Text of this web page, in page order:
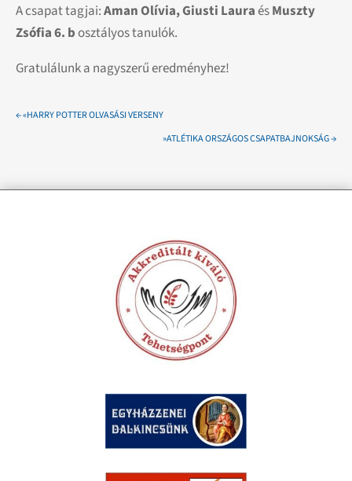
A csapat tagjai:Aman Olívia, Giusti LauraésMuszty
Zsófia 6. bosztályos tanulók.
Gratulálunk a nagyszerű eredményhez!
←«HARRY POTTER OLVASÁSI VERSENY
»ATLÉTIKA ORSZÁGOS CSAPATBAJNOKSÁG→